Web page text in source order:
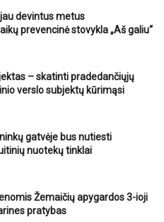
devintus metus
prevencinė stovykla „Aš galiu“
– skatinti pradedančiųjų
verslo subjektų kūrimąsi
gatvėje bus nutiesti
nuotekų tinklai
Žemaičių apygardos 3-ioji
pratybas